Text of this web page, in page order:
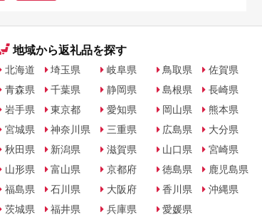
地域から返礼品を探す
北海道
青森県
岩手県
宮城県
秋田県
山形県
福島県
茨城県
埼玉県
千葉県
東京都
神奈川県
新潟県
富山県
石川県
福井県
岐阜県
静岡県
愛知県
三重県
滋賀県
京都府
大阪府
兵庫県
鳥取県
島根県
岡山県
広島県
山口県
徳島県
香川県
愛媛県
佐賀県
長崎県
熊本県
大分県
宮崎県
鹿児島県
沖縄県